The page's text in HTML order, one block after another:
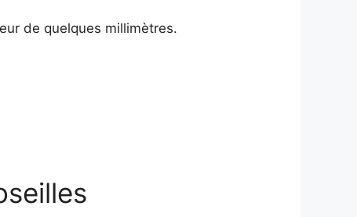
de quelques millimètres.